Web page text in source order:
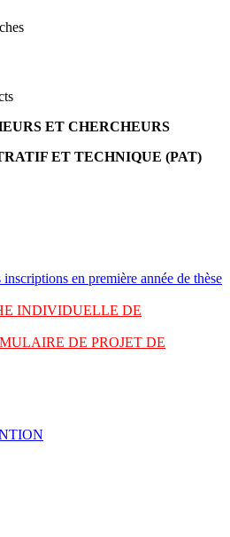
ET CHERCHEURS
ET TECHNIQUE (PAT)
en première année de thèse
INDIVIDUELLE DE
DE PROJET DE